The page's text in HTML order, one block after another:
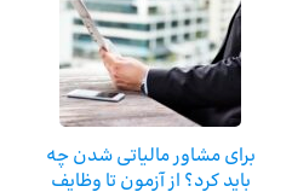
برای مشاور مالیاتی شدن چه
باید کرد؟ از آزمون تا وظایف